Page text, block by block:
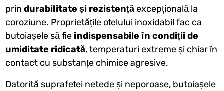
prindurabilitate și rezistențăexcepțională la
coroziune. Proprietățile oțelului inoxidabil fac ca
butoiașele să fie indispensabile în condiții de
umiditate ridicată, temperaturi extreme și chiar în
contact cu substanțe chimice agresive.
Datorită suprafeței netede și neporoase, butoiașele